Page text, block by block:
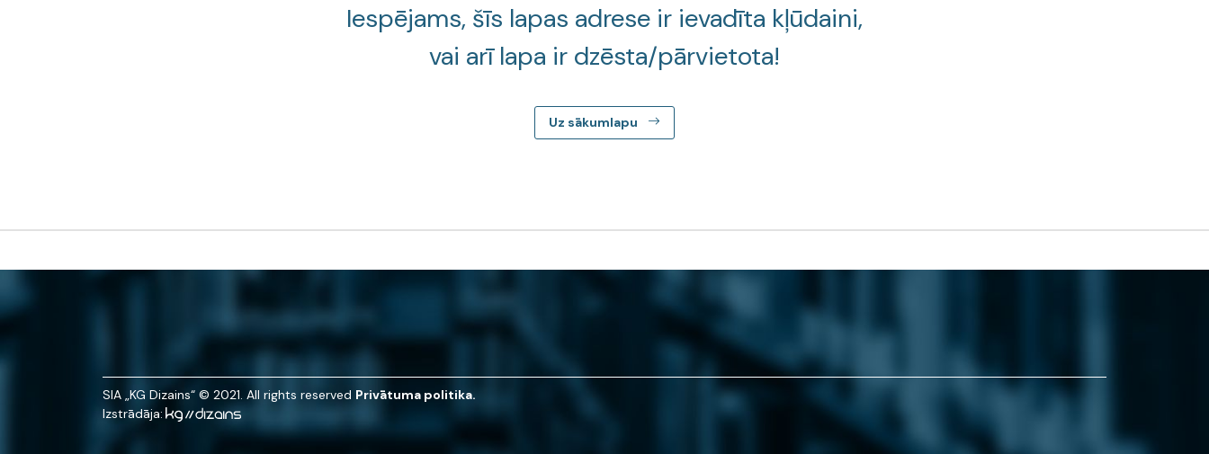
Iespējams, šīs lapas adrese ir ievadīta kļūdaini,
vai arī lapa ir dzēsta/pārvietota!
Uz sākumlapu
SIA „KG Dizains“ © 2021. All rights reserved Privātuma politika.
Izstrādāja: